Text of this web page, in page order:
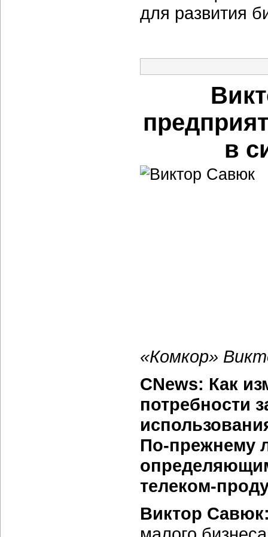
для развития
в
«Комкор»
CNews: Как
потребности
По-прежнему
телеком-
Виктор